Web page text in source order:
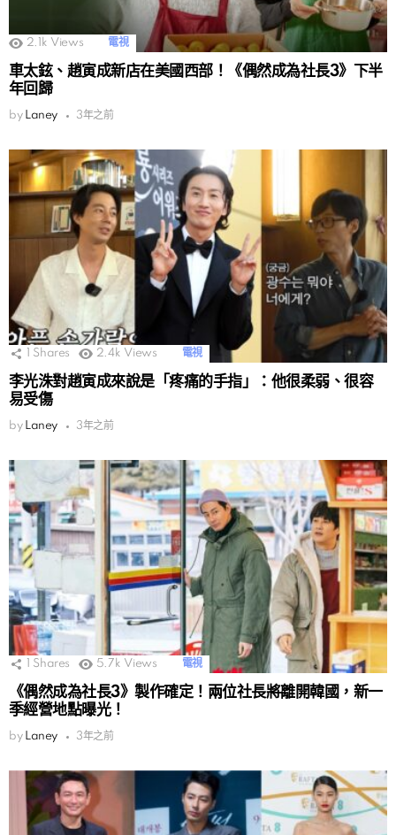
2.1k Views 電視
車太鉉、趙寅成新店在美國西部！《偶然成為社長3》下半
年回歸
by Laney 3年之前
Shares 2.4k Views 電視
李光洙對趙寅成來說是「疼痛的手指」：他很柔弱、很容
易受傷
by Laney 3年之前
Shares 5.7k Views 電視
《偶然成為社長3》製作確定！兩位社長將離開韓國，新一
季經營地點曝光！
by Laney 3年之前